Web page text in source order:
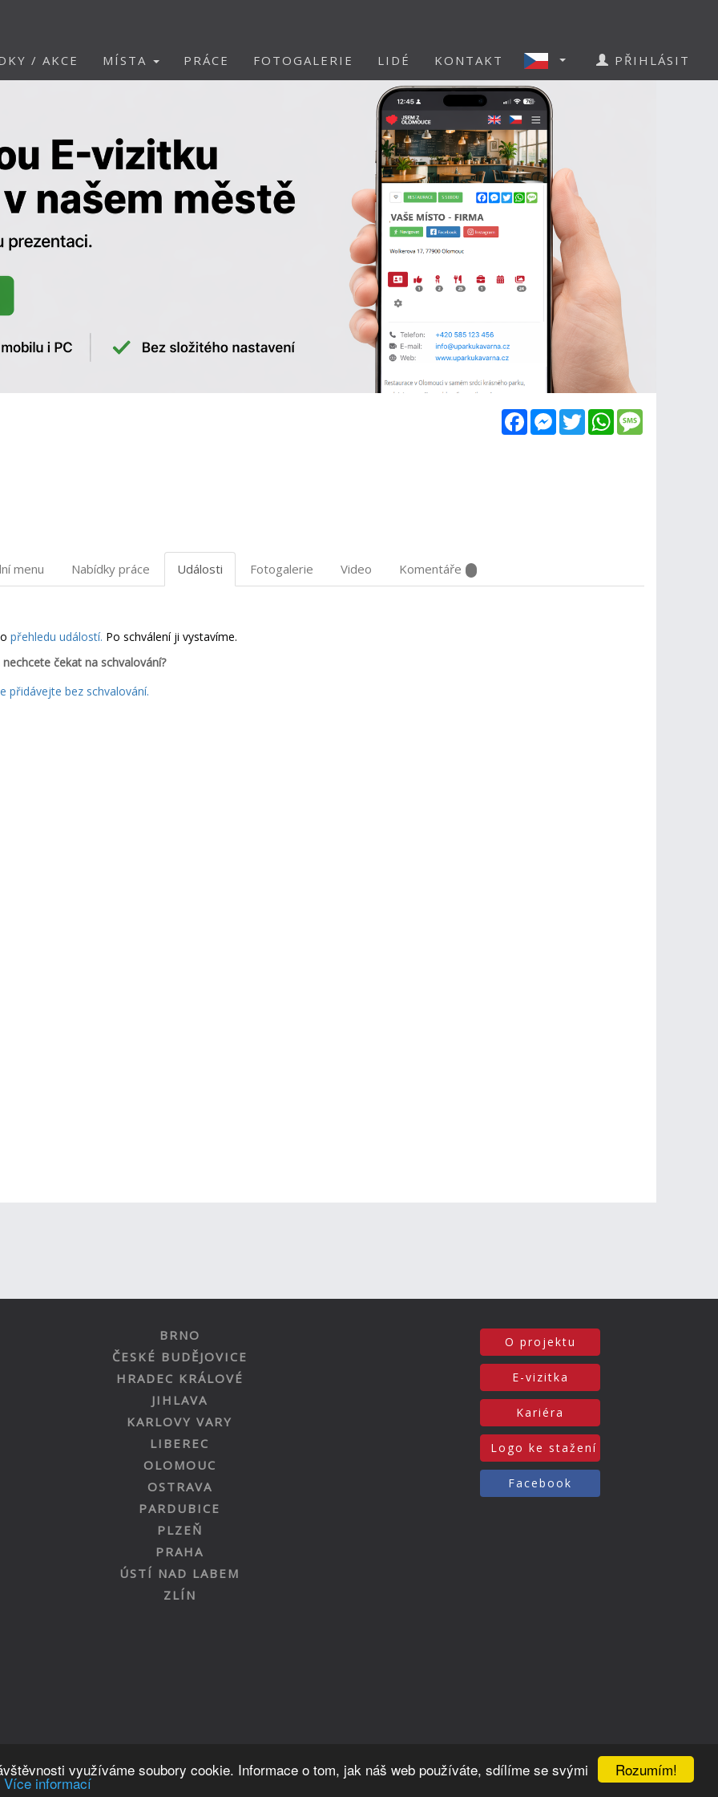
Rozumím!
využíváme soubory cookie. Informace o tom, jak náš web používáte, sdílíme se svými
Více informací
/ AKCE MÍSTA PRÁCE FOTOGALERIE LIDÉ KONTAKT PŘIHLÁSIT
FacebookMessenger
TwitterWhatsApp
menu Nabídky práce Události Fotogalerie Video Komentáře
přehledu událostí. Po schválení ji vystavíme.
čekat na schvalování?
přidávejte bez schvalování.
BRNO
ČESKÉ BUDĚJOVICE
HRADEC KRÁLOVÉ
JIHLAVA
KARLOVY VARY
LIBEREC
OLOMOUC
OSTRAVA
PARDUBICE
PLZEŇ
PRAHA
ÚSTÍ NAD LABEM
ZLÍN
O projektu
E-vizitka
Kariéra
Logo ke stažení
Facebook
Nahoru